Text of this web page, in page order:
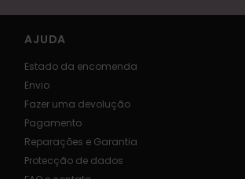
AJUDA
Estado da encomenda
Envio
Fazer uma devolução
Pagamento
Reparações e Garantia
Protecção de dados